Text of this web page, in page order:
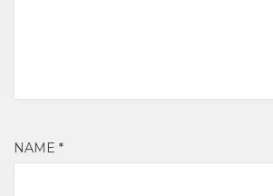
NAME *